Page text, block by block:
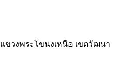
ขวงพระโขนงเหนือ เขตวัฒนา